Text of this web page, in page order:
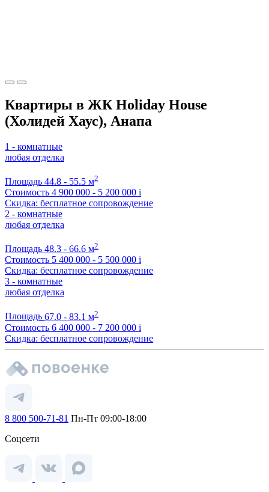
Квартиры в ЖК Holiday House
(Холидей Хаус), Анапа
1 - комнатные
любая отделка
Площадь 44.8 - 55.5 м2
Стоимость 4 900 000 - 5 200 000 i
Скидка: бесплатное сопровождение
2 - комнатные
любая отделка
Площадь 48.3 - 66.6 м2
Стоимость 5 400 000 - 5 500 000 i
Скидка: бесплатное сопровождение
3 - комнатные
любая отделка
Площадь 67.0 - 83.1 м2
Стоимость 6 400 000 - 7 200 000 i
Скидка: бесплатное сопровождение
8 800 500-71-81 Пн-Пт 09:00-18:00
Соцсети